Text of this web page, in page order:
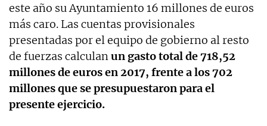
este año su Ayuntamiento 16 millones de euros
más caro. Las cuentas provisionales
presentadas por el equipo de gobierno al resto
de fuerzas calculanun gasto total de 718,52
millones de euros en 2017, frente a los 702
millones que se presupuestaron para el
presente ejercicio.